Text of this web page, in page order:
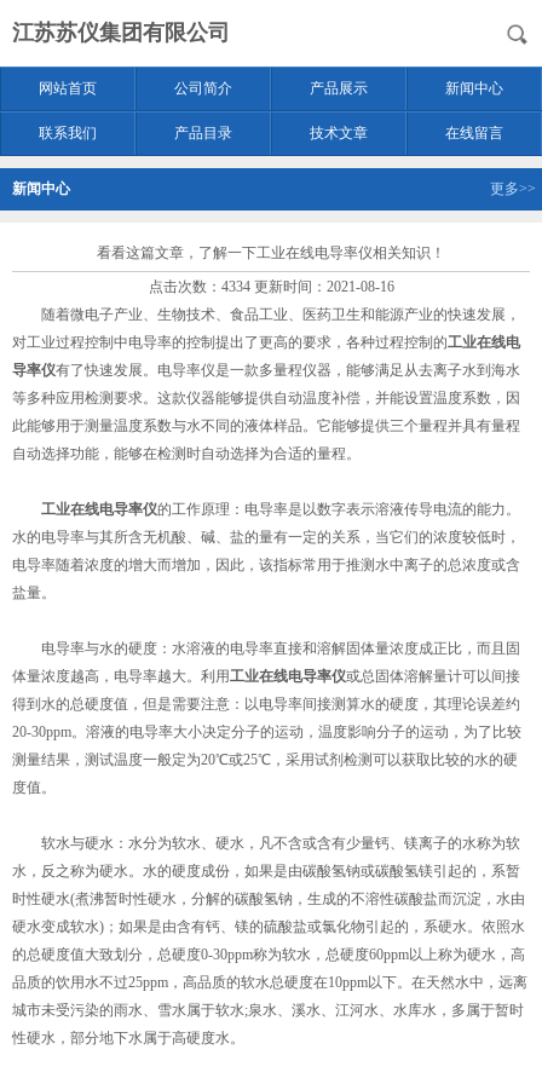
江苏苏仪集团有限公司
网站首页 公司简介 产品展示 新闻中心
联系我们 产品目录 技术文章 在线留言
新闻中心 更多>>
看看这篇文章，了解一下工业在线电导率仪相关知识！
点击次数：4334 更新时间：2021-08-16
随着微电子产业、生物技术、食品工业、医药卫生和能源产业的快速发展，
对工业过程控制中电导率的控制提出了更高的要求，各种过程控制的工业在线电
导率仪有了快速发展。电导率仪是一款多量程仪器，能够满足从去离子水到海水
等多种应用检测要求。这款仪器能够提供自动温度补偿，并能设置温度系数，因
此能够用于测量温度系数与水不同的液体样品。它能够提供三个量程并具有量程
自动选择功能，能够在检测时自动选择为合适的量程。
工业在线电导率仪的工作原理：电导率是以数字表示溶液传导电流的能力。
水的电导率与其所含无机酸、碱、盐的量有一定的关系，当它们的浓度较低时，
电导率随着浓度的增大而增加，因此，该指标常用于推测水中离子的总浓度或含
盐量。
电导率与水的硬度：水溶液的电导率直接和溶解固体量浓度成正比，而且固
体量浓度越高，电导率越大。利用工业在线电导率仪或总固体溶解量计可以间接
得到水的总硬度值，但是需要注意：以电导率间接测算水的硬度，其理论误差约
20-30ppm。溶液的电导率大小决定分子的运动，温度影响分子的运动，为了比较
测量结果，测试温度一般定为20℃或25℃，采用试剂检测可以获取比较的水的硬
度值。
软水与硬水：水分为软水、硬水，凡不含或含有少量钙、镁离子的水称为软
水，反之称为硬水。水的硬度成份，如果是由碳酸氢钠或碳酸氢镁引起的，系暂
时性硬水(煮沸暂时性硬水，分解的碳酸氢钠，生成的不溶性碳酸盐而沉淀，水由
硬水变成软水)；如果是由含有钙、镁的硫酸盐或氯化物引起的，系硬水。依照水
的总硬度值大致划分，总硬度0-30ppm称为软水，总硬度60ppm以上称为硬水，高
品质的饮用水不过25ppm，高品质的软水总硬度在10ppm以下。在天然水中，远离
城市未受污染的雨水、雪水属于软水;泉水、溪水、江河水、水库水，多属于暂时
性硬水，部分地下水属于高硬度水。